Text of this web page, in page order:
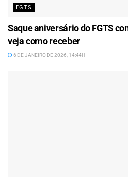
FGTS
Saque aniversário do FGTS
veja como receber
6 DE JANEIRO DE 2026, 14:44H